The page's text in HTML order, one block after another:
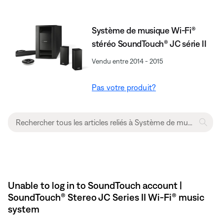
Système de musique Wi-Fi®
stéréo SoundTouch® JC série II
Vendu entre 2014 - 2015
Pas votre produit?
Unable to log in to SoundTouch account |
SoundTouch® Stereo JC Series II Wi-Fi® music
system